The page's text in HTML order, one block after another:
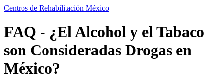
Centros de Rehabilitación México
FAQ - ¿El Alcohol y el Tabaco
son Consideradas Drogas en
México?